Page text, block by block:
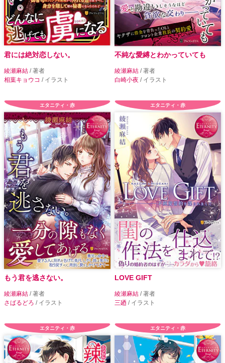
君には絶対恋しない。
綾瀬麻結 / 著者
相葉キョウコ / イラスト
不純な愛縛とわかっていても
綾瀬麻結 / 著者
白崎小夜 / イラスト
エタニティ・赤
もう君を逃さない。
綾瀬麻結 / 著者
さばるどろ / イラスト
エタニティ・赤
LOVE GIFT
綾瀬麻結 / 著者
三廼 / イラスト
エタニティ・赤 エタニティ・赤